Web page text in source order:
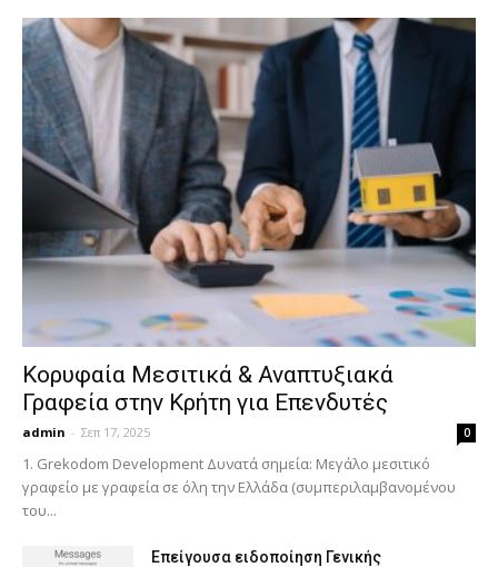
Κορυφαία Μεσιτικά & Αναπτυξιακά
Γραφεία στην Κρήτη για Επενδυτές
admin - Σεπ 17, 2025 0
1. Grekodom Development Δυνατά σημεία: Μεγάλο μεσιτικό
γραφείο με γραφεία σε όλη την Ελλάδα (συμπεριλαμβανομένου
του...
Επείγουσα ειδοποίηση Γενικής